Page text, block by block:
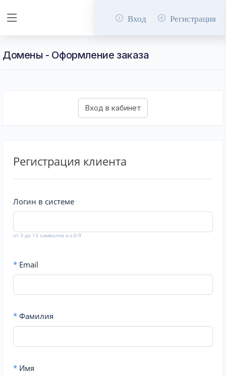
Вход Регистрация
Домены - Оформление заказа
Регистрация клиента
Логин в системе
от 3 до 13 символов a-z,0-9
* Email
* Фамилия
* Имя